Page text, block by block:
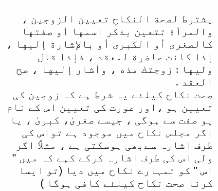
يشترط لصحة النكاح تعيين الزوجين ،
والمرأة تتعين بذكر اسمها أو صفتها
كالصغرى أو الكبرى أو بالإشارة إليها ،
إذا كانت حاضرة للعقد ، فإذا قال
وليها : زوجتك هذه ، وأشار إليها ، صح
العقد .
صحت نکاح کیلئے یہ شرط ہے کہ زوجین کی
تعیین ہو ،اور عورت کی تعیین اس کے نام
یو صفت سے ہوگی ، جیسے صغریٰ، کبریٰ ، یا
اگر مجلس نکاح میں موجود ہے تواس کی
طرف اشارہ سےبھی ہوسکتی ہے ، مثلاً اگر
ولی اس کی طرف اشارہ کرکے کہے کہ میں "
اس " کو تمہارے نکاح میں دیا (تو ایسا
کرنا صحت نکاح کیلئے کافی ہوگا )